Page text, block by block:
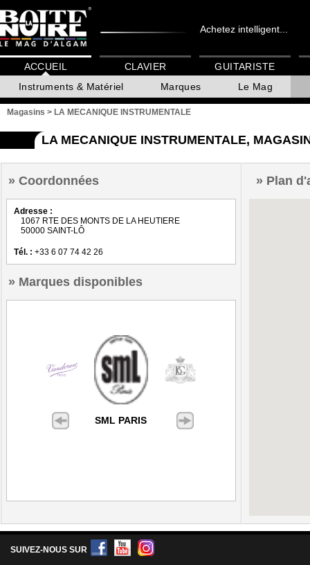
Achetez intelligent...
ACCUEIL
Instruments & Matériel
Marques Le Mag
CLAVIER GUITARISTE
Magasins > LA MECANIQUE INSTRUMENTALE
LA MECANIQUE INSTRUMENTALE,
Coordonnées
Adresse :
1067 RTE DES MONTS DE LA HEUTIERE
50000 SAINT-LÔ
Tél. : +33 6 07 74 42 26
Marques disponibles
SML PARIS
Plan
SUIVEZ-NOUS SUR